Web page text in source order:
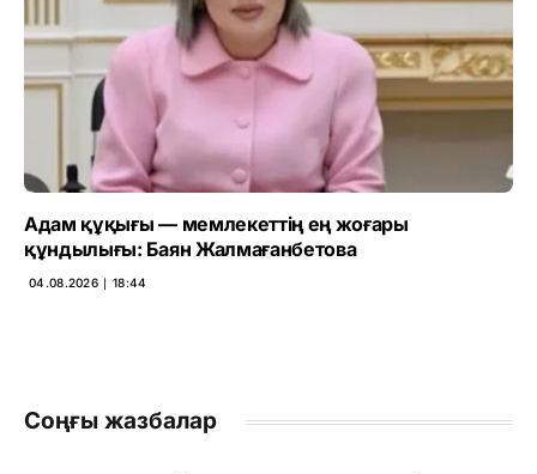
Адам құқығы — мемлекеттің ең жоғары
құндылығы: Баян Жалмағанбетова
04.08.2026 ∣ 18:44
Соңғы жазбалар